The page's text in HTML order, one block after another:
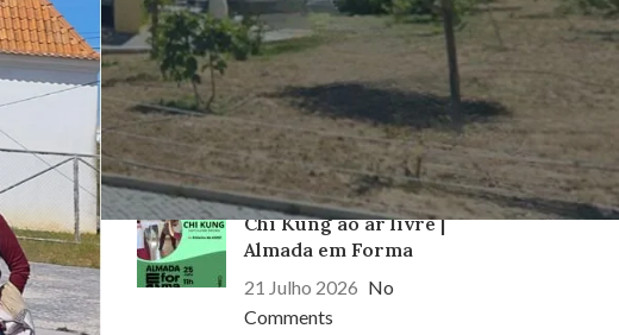
1.º Grande Prémio
Juvenil de Ciclismo –
União das Freguesias
de Laranjeiro e Feijó!
25 Julho 2026 No
Comments
Chi Kung ao ar livre |
Almada em Forma
21 Julho 2026 No
Comments